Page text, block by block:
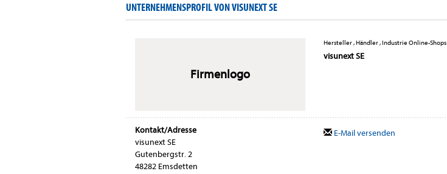
UNTERNEHMENSPROFIL VON VISUNEXT SE
Firmenlogo
Hersteller , Händler , Industrie Online-Shops
visunext SE
Kontakt/Adresse
visunext SE
Gutenbergstr. 2
48282 Emsdetten
E-Mail versenden